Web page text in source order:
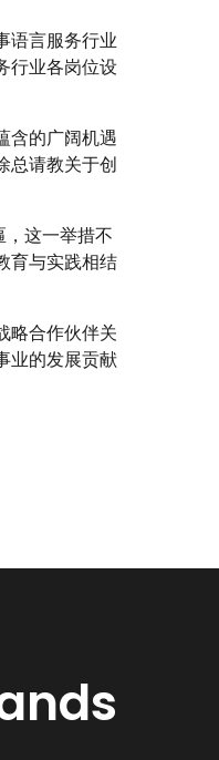
语言服务行业
行业各岗位设
含的广阔机遇
总请教关于创
这一举措不
育与实践相结
略合作伙伴关
业的发展贡献